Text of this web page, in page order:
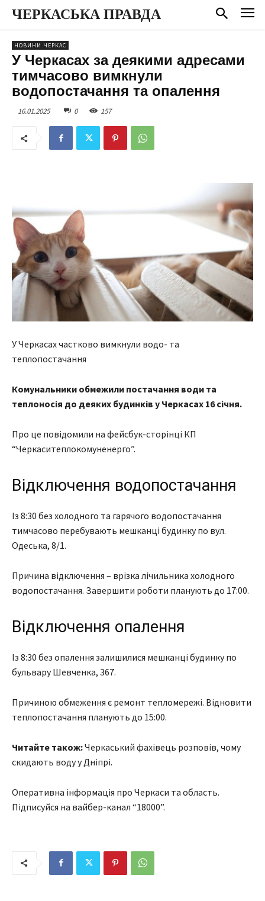
ЧЕРКАСЬКА ПРАВДА
НОВИНИ ЧЕРКАС
У Черкасах за деякими адресами
тимчасово вимкнули
водопостачання та опалення
16.01.2025 0 157
У Черкасах частково вимкнули водо- та
теплопостачання
Комунальники обмежили постачання води та
теплоносія до деяких будинків у Черкасах 16 січня.
Про це повідомили на фейсбук-сторінці КП
“Черкаситеплокомуненерго”.
Відключення водопостачання
Із 8:30 без холодного та гарячого водопостачання
тимчасово перебувають мешканці будинку по вул.
Одеська, 8/1.
Причина відключення – врізка лічильника холодного
водопостачання. Завершити роботи планують до 17:00.
Відключення опалення
Із 8:30 без опалення залишилися мешканці будинку по
бульвару Шевченка, 367.
Причиною обмеження є ремонт тепломережі. Відновити
теплопостачання планують до 15:00.
Читайте також:Черкаський фахівець розповів, чому
скидають воду у Дніпрі.
Оперативна інформація про Черкаси та область.
Підписуйся на вайбер-канал “18000”.